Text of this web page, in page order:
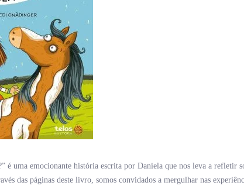
é uma emocionante história escrita por Daniela que nos leva a refletir
das páginas deste livro, somos convidados a mergulhar nas